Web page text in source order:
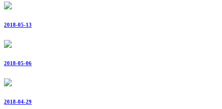
2018-05-13
2018-05-06
2018-04-29